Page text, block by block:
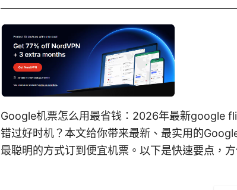
Google机票怎么用最省钱：2026年最新google
错过好时机？本文给你带来最新、最实用的
最聪明的方式订到便宜机票。以下是快速要点，方